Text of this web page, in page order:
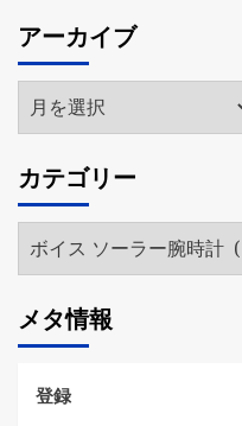
アーカイブ
ア
ー
イ
ブ
カテゴリー
リ
ー
メタ情報
登録